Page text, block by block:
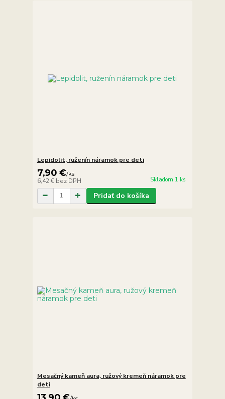
Lepidolit, ruženín náramok pre deti
7,90 €/ks
6,42 € bez DPH Skladom 1 ks
Pridať do košíka
Mesačný kameň aura, ružový kremeň náramok pre
deti